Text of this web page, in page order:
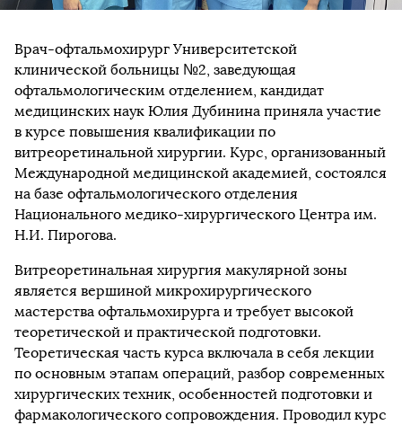
Врач-офтальмохирург Университетской
клинической больницы №2, заведующая
офтальмологическим отделением, кандидат
медицинских наук Юлия Дубинина приняла участие
в курсе повышения квалификации по
витреоретинальной хирургии. Курс, организованный
Международной медицинской академией, состоялся
на базе офтальмологического отделения
Национального медико-хирургического Центра им.
Н.И. Пирогова.
Витреоретинальная хирургия макулярной зоны
является вершиной микрохирургического
мастерства офтальмохирурга и требует высокой
теоретической и практической подготовки.
Теоретическая часть курса включала в себя лекции
по основным этапам операций, разбор современных
хирургических техник, особенностей подготовки и
фармакологического сопровождения. Проводил курс